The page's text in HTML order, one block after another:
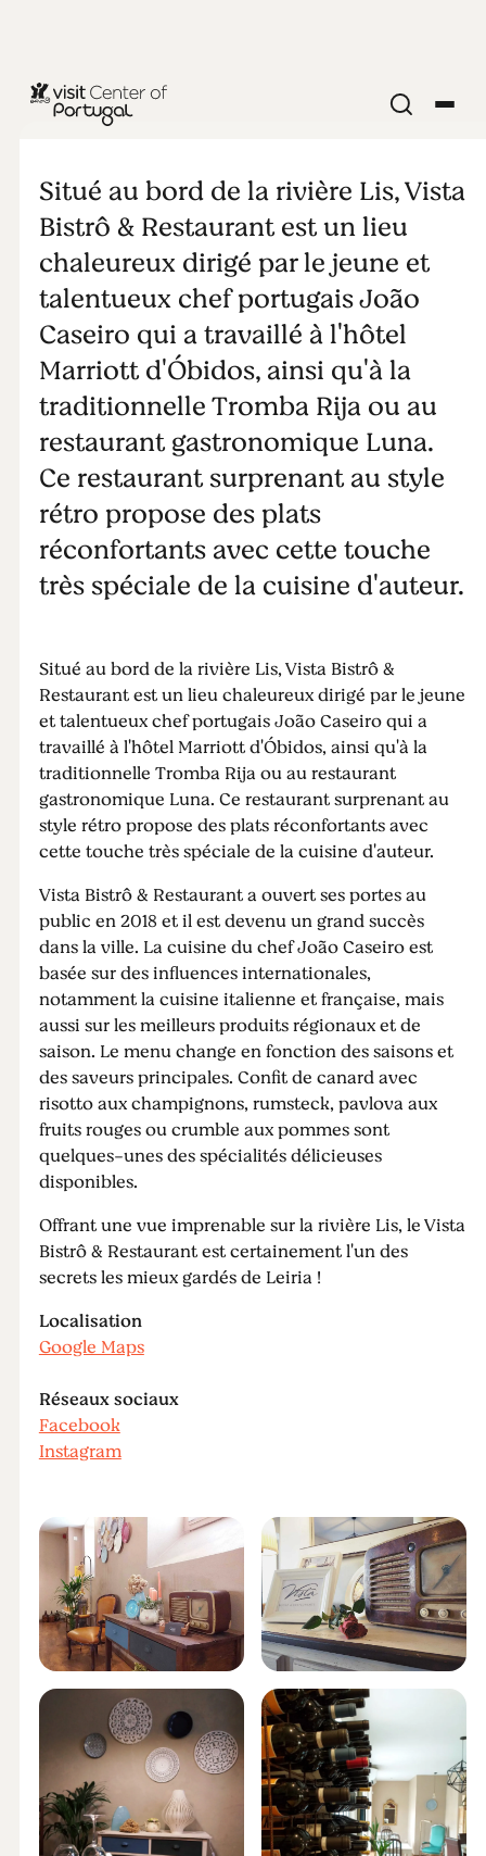
Vista Bistrô &
Restaurant
Situé au bord de la rivière Lis, Vista
Bistrô & Restaurant est un lieu
chaleureux dirigé par le jeune et
talentueux chef portugais João
Caseiro qui a travaillé à l'hôtel
Marriott d'Óbidos, ainsi qu'à la
traditionnelle Tromba Rija ou au
restaurant gastronomique Luna.
Ce restaurant surprenant au style
rétro propose des plats
réconfortants avec cette touche
très spéciale de la cuisine d'auteur.
Situé au bord de la rivière Lis, Vista Bistrô &
Restaurant est un lieu chaleureux dirigé par le jeune
et talentueux chef portugais João Caseiro qui a
travaillé à l'hôtel Marriott d'Óbidos, ainsi qu'à la
traditionnelle Tromba Rija ou au restaurant
gastronomique Luna. Ce restaurant surprenant au
style rétro propose des plats réconfortants avec
cette touche très spéciale de la cuisine d'auteur.
Vista Bistrô & Restaurant a ouvert ses portes au
public en 2018 et il est devenu un grand succès
dans la ville. La cuisine du chef João Caseiro est
basée sur des influences internationales,
notamment la cuisine italienne et française, mais
aussi sur les meilleurs produits régionaux et de
saison. Le menu change en fonction des saisons et
des saveurs principales. Confit de canard avec
risotto aux champignons, rumsteck, pavlova aux
fruits rouges ou crumble aux pommes sont
quelques-unes des spécialités délicieuses
disponibles.
Offrant une vue imprenable sur la rivière Lis, le Vista
Bistrô & Restaurant est certainement l'un des
secrets les mieux gardés de Leiria !
Localisation
Google Maps
Réseaux sociaux
Facebook
Instagram